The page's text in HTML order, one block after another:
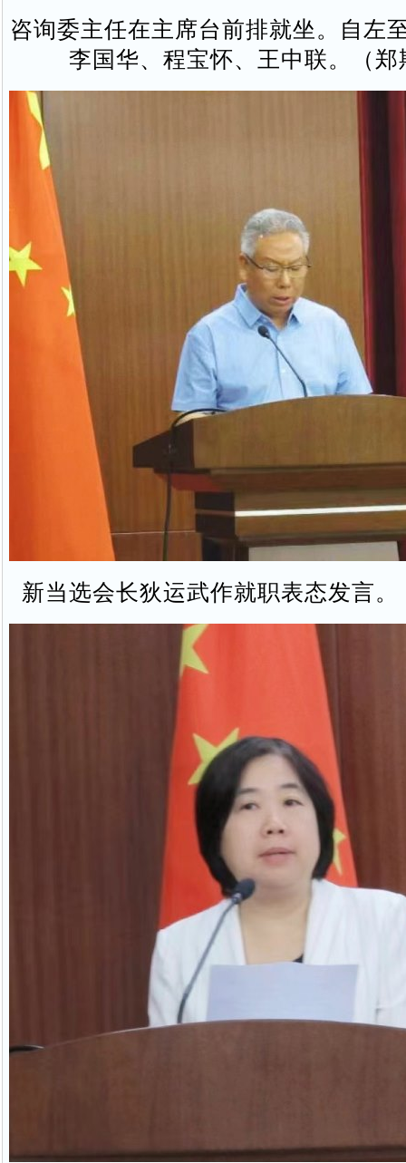
咨询委主任在主席台前排就坐。自左
李国华、程宝怀、王中联。（郑
新当选会长狄运武作就职表态发言